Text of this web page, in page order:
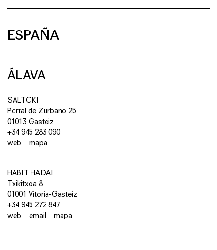
ESPAÑA
ÁLAVA
SALTOKI
Portal de Zurbano 25
01013 Gasteiz
+34 945 283 090
web
mapa
HABIT HADAI
Txikitxoa 8
01001 Vitoria-Gasteiz
+34 945 272 847
web
email mapa